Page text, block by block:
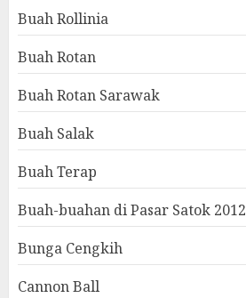
Buah Rollinia
Buah Rotan
Buah Rotan Sarawak
Buah Salak
Buah Terap
Buah-buahan di Pasar Satok 2012
Bunga Cengkih
Cannon Ball